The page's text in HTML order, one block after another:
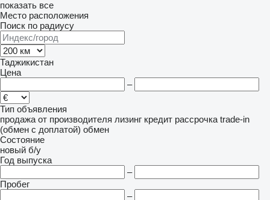
показать все
Место расположения
Поиск по радиусу
Таджикистан
Цена
–
Тип объявления
продажа от производителя лизинг кредит рассрочка trade-in
(обмен с доплатой) обмен
Состояние
новый б/у
Год выпуска
–
Пробег
–